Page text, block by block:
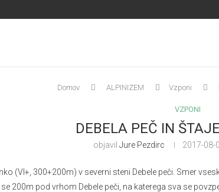
Domov ALPINIZEM Vzponi
VZPONI
DEBELA PEČ IN
objavil Jure Pezdirc 2017-08-
(VI+, 300+200m) v severni steni Debele peči. Smer
200m pod vrhom Debele peči, na katerega sva se